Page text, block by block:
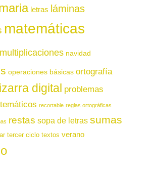
letras láminas
matemáticas
multiplicaciones navidad
operaciones básicas ortografía
digital problemas
recortable reglas ortográficas
restas sopa de letras sumas
tercer ciclo textos verano